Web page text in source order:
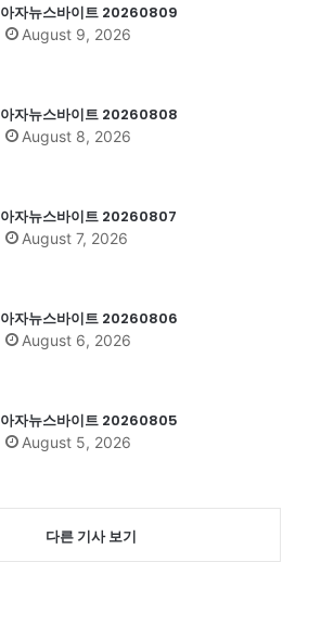
아자뉴스바이트 20260809
August 9, 2026
아자뉴스바이트 20260808
August 8, 2026
아자뉴스바이트 20260807
August 7, 2026
아자뉴스바이트 20260806
August 6, 2026
아자뉴스바이트 20260805
August 5, 2026
다른 기사 보기